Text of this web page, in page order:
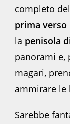
completo
prima verso
la penisola
panorami e,
magari,
ammirare le
Sarebbe